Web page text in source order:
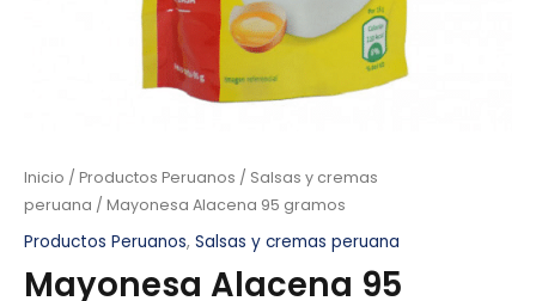
Inicio / Productos Peruanos / Salsas y cremas
peruana / Mayonesa Alacena 95 gramos
Productos Peruanos, Salsas y cremas peruana
Mayonesa Alacena 95